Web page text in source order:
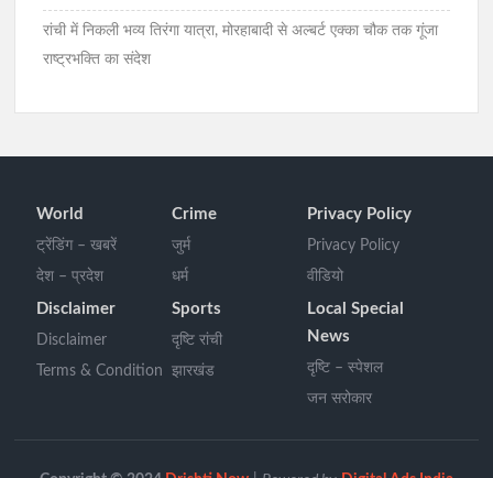
रांची में निकली भव्य तिरंगा यात्रा, मोरहाबादी से अल्बर्ट एक्का चौक तक गूंजा
राष्ट्रभक्ति का संदेश
World
ट्रेंडिंग – खबरें
देश – प्रदेश
Crime
जुर्म
धर्म
Privacy Policy
Privacy Policy
वीडियो
Disclaimer
Disclaimer
Terms & Condition
Sports
दृष्टि रांची
झारखंड
Local Special
News
दृष्टि – स्पेशल
जन सरोकार